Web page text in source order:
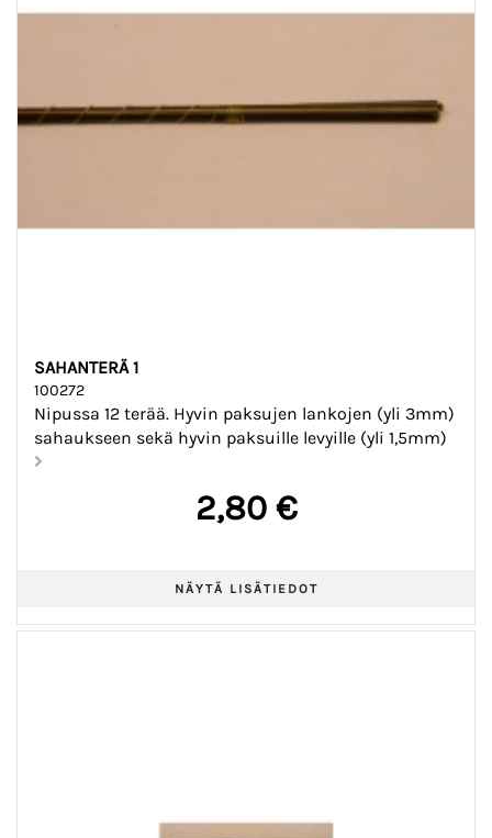
SAHANTERÄ 1
100272
Nipussa 12 terää. Hyvin paksujen lankojen (yli 3mm)
sahaukseen sekä hyvin paksuille levyille (yli 1,5mm)
2,80 €